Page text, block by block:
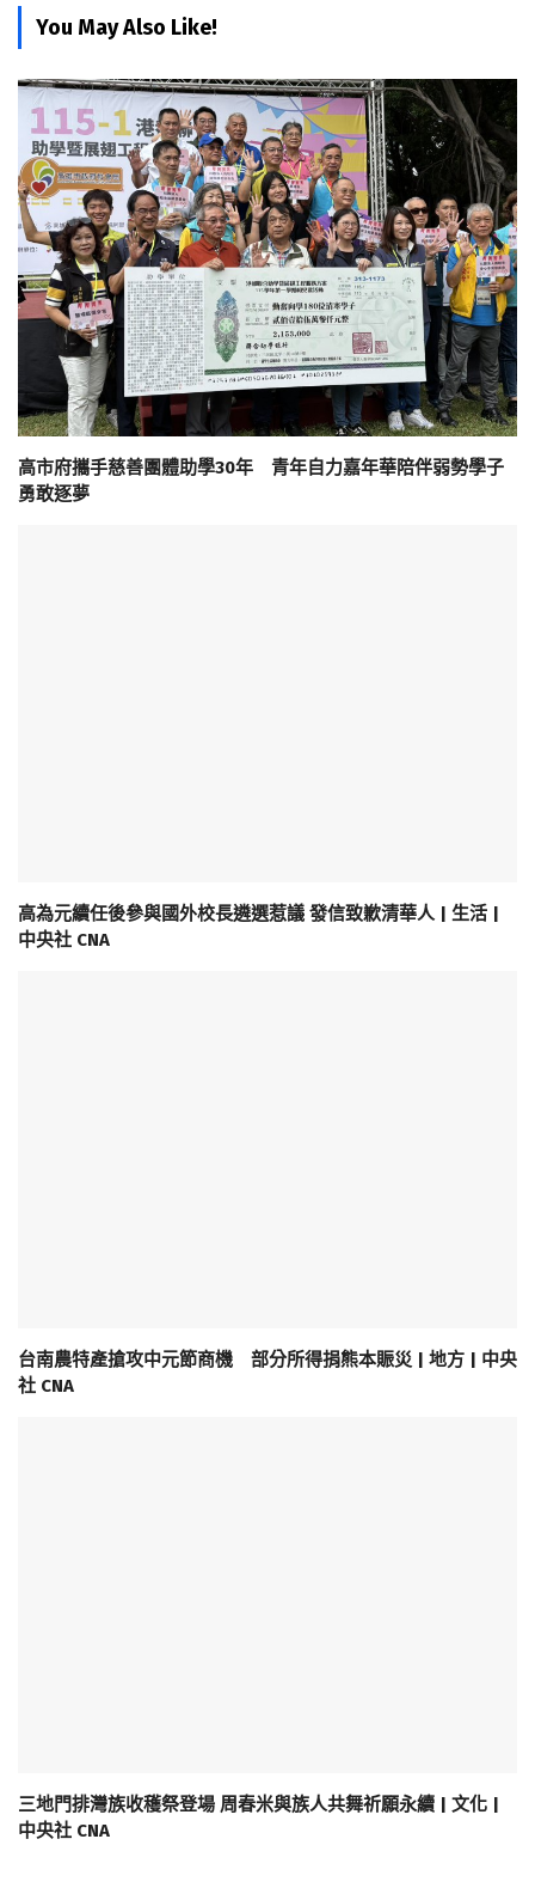
You May Also Like!
高市府攜手慈善團體助學30年 青年自力嘉年華陪伴弱勢學子
勇敢逐夢
高為元續任後參與國外校長遴選惹議 發信致歉清華人 | 生活 |
中央社 CNA
台南農特產搶攻中元節商機 部分所得捐熊本賑災 | 地方 | 中央
社 CNA
三地門排灣族收穫祭登場 周春米與族人共舞祈願永續 | 文化 |
中央社 CNA